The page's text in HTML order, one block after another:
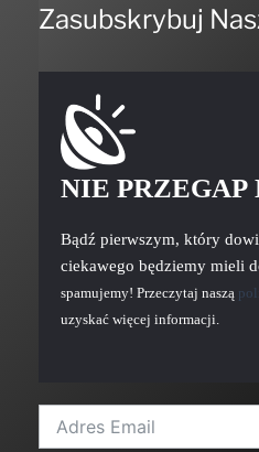
Zasubskrybuj
NIE PRZEGAP
Bądź pierwszym, który
ciekawego będziemy mieli
spamujemy! Przeczytaj naszą
uzyskać więcej informacji.